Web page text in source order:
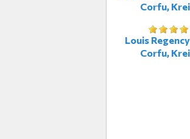
Corfu,
Louis
Corfu,